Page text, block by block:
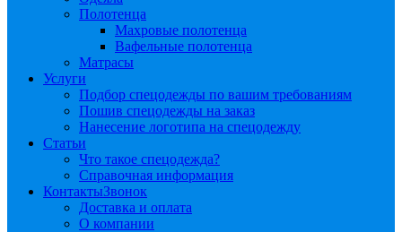
Полотенца
Махровые полотенца
Вафельные полотенца
Матрасы
Услуги
Подбор спецодежды по вашим требованиям
Пошив спецодежды на заказ
Нанесение логотипа на спецодежду
Статьи
Что такое спецодежда?
Справочная информация
КонтактыЗвонок
Доставка и оплата
О компании